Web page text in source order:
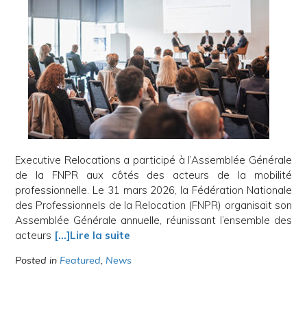
Executive Relocations a participé à l’Assemblée Générale
de la FNPR aux côtés des acteurs de la mobilité
professionnelle. Le 31 mars 2026, la Fédération Nationale
des Professionnels de la Relocation (FNPR) organisait son
Assemblée Générale annuelle, réunissant l’ensemble des
acteurs […]Lire la suite
Posted in Featured, News